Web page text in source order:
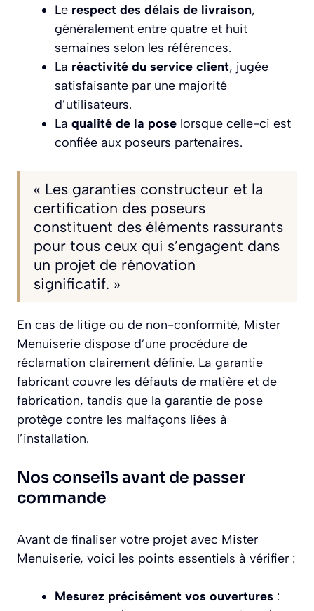
Le respect des délais de livraison,
généralement entre quatre et huit
semaines selon les références.
La réactivité du service client, jugée
satisfaisante par une majorité
d’utilisateurs.
La qualité de la pose lorsque celle-ci est
confiée aux poseurs partenaires.
« Les garanties constructeur et la
certification des poseurs
constituent des éléments rassurants
pour tous ceux qui s’engagent dans
un projet de rénovation
significatif. »
En cas de litige ou de non-conformité, Mister
Menuiserie dispose d’une procédure de
réclamation clairement définie. La garantie
fabricant couvre les défauts de matière et de
fabrication, tandis que la garantie de pose
protège contre les malfaçons liées à
l’installation.
Nos conseils avant de passer
commande
Avant de finaliser votre projet avec Mister
Menuiserie, voici les points essentiels à vérifier :
Mesurez précisément vos ouvertures :